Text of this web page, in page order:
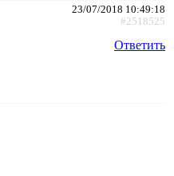
23/07/2018 10:49:18
#2518525
Ответить